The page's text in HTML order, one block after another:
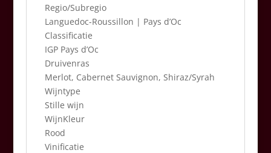
Regio/Subregio
Languedoc-Roussillon | Pays d’Oc
Classificatie
IGP Pays d’Oc
Druivenras
Merlot, Cabernet Sauvignon, Shiraz/Syrah
Wijntype
Stille wijn
WijnKleur
Rood
Vinificatie